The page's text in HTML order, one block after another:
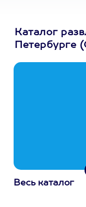
Каталог
Петербурге
Весь каталог